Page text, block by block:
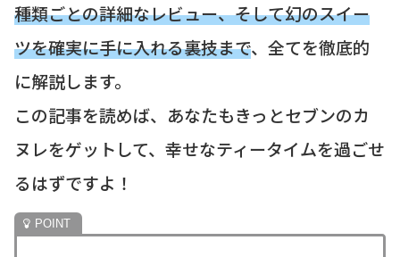
種類ごとの詳細なレビュー、そして幻のスイー
ツを確実に手に入れる裏技まで、全てを徹底的
に解説します。
この記事を読めば、あなたもきっとセブンのカ
ヌレをゲットして、幸せなティータイムを過ごせ
るはずですよ！